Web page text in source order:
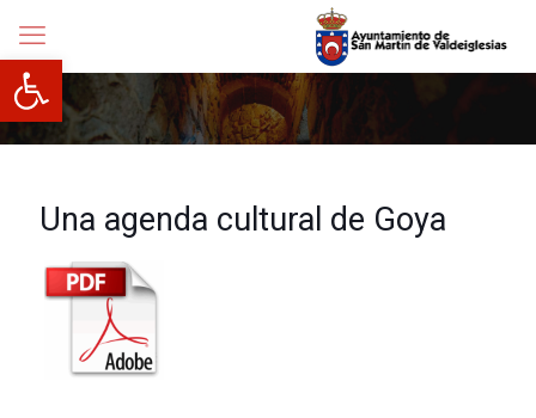
Abrir barra de herramientas
Una agenda cultural de Goya